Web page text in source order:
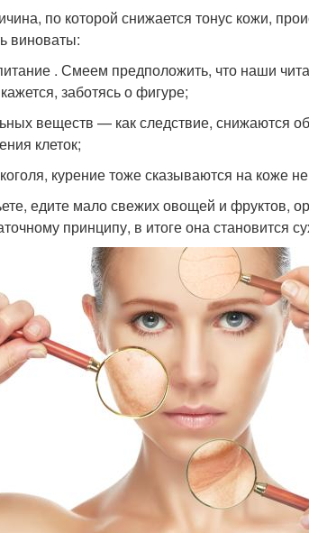
по которой снижается тонус кожи,
виноваты:
. Смеем предположить, что наши
заботясь о фигуре;
веществ — как следствие, снижаются
клеток;
курение тоже сказываются на коже
едите мало свежих овощей и фруктов,
принципу, в итоге она становится